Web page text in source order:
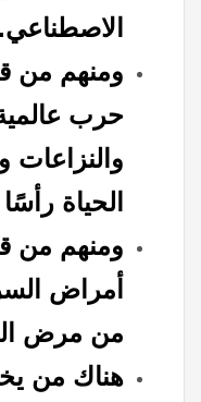
الاصطناعي.
ومنهم من
حرب
والنزاعات
الحياة
ومنهم من
أمراض
من مرض
هناك من